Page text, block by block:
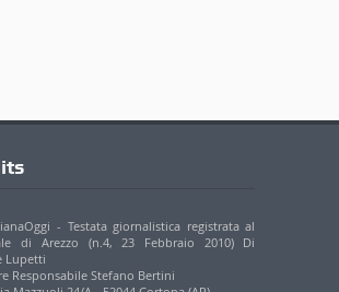
- Testata giornalistica registrata al
di Arezzo (n.4, 23 Febbraio 2010) Di
Lupetti
Responsabile Stefano Bertini